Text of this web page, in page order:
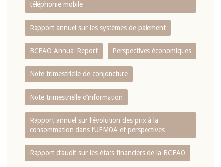
téléphonie mobile
Rapport annuel sur les systèmes de paiement
BCEAO Annual Report Perspectives économiques
Note trimestrielle de conjoncture
Note trimestrielle d‘information
Rapport annuel sur l‘évolution des prix à la
consommation dans l‘UEMOA et perspectives
Rapport d‘audit sur les états financiers de la BCEAO